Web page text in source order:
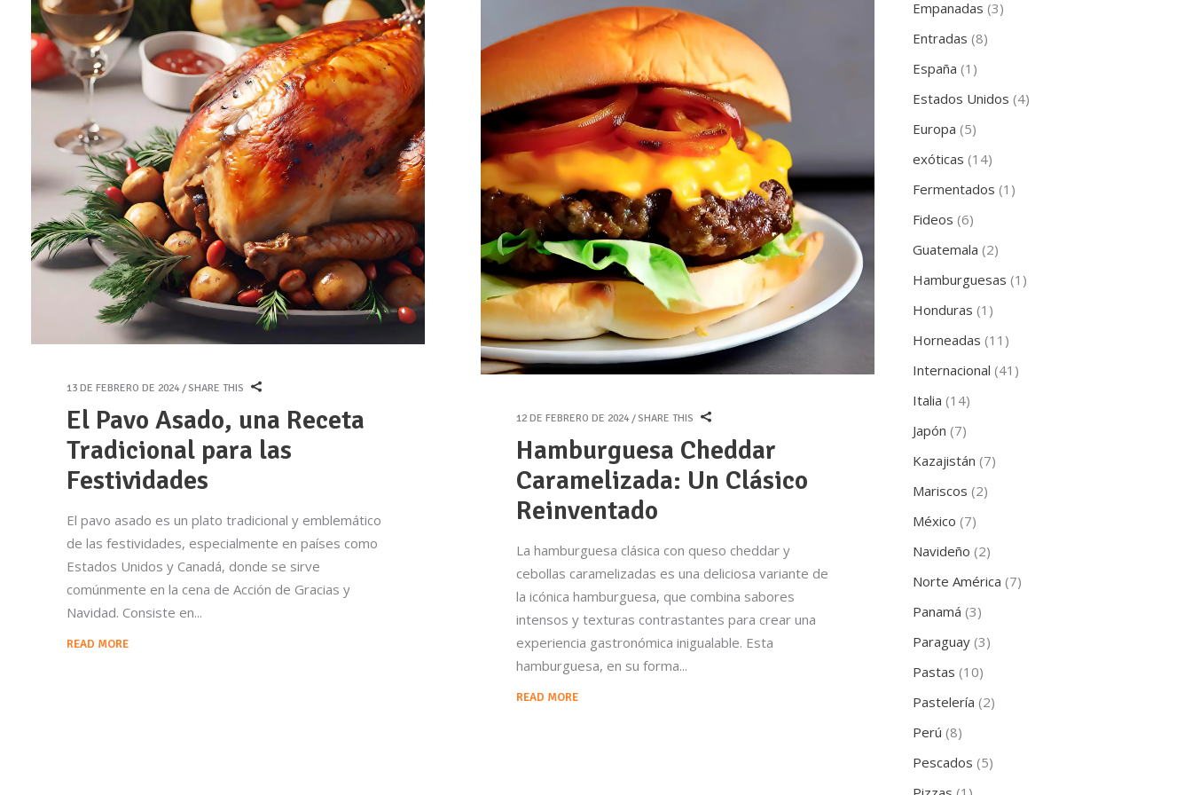
13 DE FEBRERO DE 2024 SHARE THIS
El Pavo Asado, una Receta
Tradicional para las
Festividades
El pavo asado es un plato tradicional y emblemático
de las festividades, especialmente en países como
Estados Unidos y Canadá, donde se sirve
comúnmente en la cena de Acción de Gracias y
Navidad. Consiste en
READ MORE
12 DE FEBRERO DE 2024 SHARE THIS
Hamburguesa Cheddar
Caramelizada: Un Clásico
Reinventado
La hamburguesa clásica con queso cheddar y
cebollas caramelizadas es una deliciosa variante de
la icónica hamburguesa, que combina sabores
intensos y texturas contrastantes para crear una
experiencia gastronómica inigualable. Esta
hamburguesa, en su forma
READ MORE
Empanadas (3)
Entradas (8)
España (1)
Estados Unidos (4)
Europa (5)
exóticas (14)
Fermentados (1)
Fideos (6)
Guatemala (2)
Hamburguesas (1)
Honduras (1)
Horneadas (11)
Internacional (41)
Italia (14)
Japón (7)
Kazajistán (7)
Mariscos (2)
México (7)
Navideño (2)
Norte América (7)
Panamá (3)
Paraguay (3)
Pastas (10)
Pastelería (2)
Perú (8)
Pescados (5)